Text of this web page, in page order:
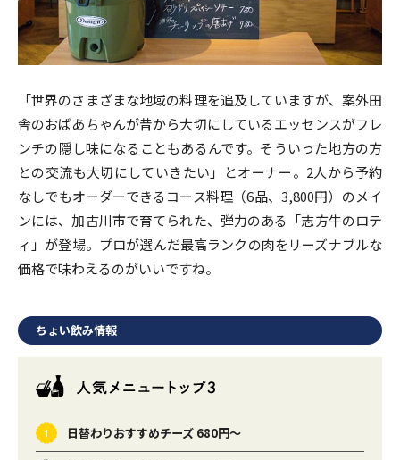
「世界のさまざまな地域の料理を追及していますが、案外田
舎のおばあちゃんが昔から大切にしているエッセンスがフレ
ンチの隠し味になることもあるんです。そういった地方の方
との交流も大切にしていきたい」とオーナー。2人から予約
なしでもオーダーできるコース料理（6品、3,800円）のメイ
ンには、加古川市で育てられた、弾力のある「志方牛のロテ
ィ」が登場。プロが選んだ最高ランクの肉をリーズナブルな
価格で味わえるのがいいですね。
ちょい飲み情報
日替わりおすすめチーズ 680円～